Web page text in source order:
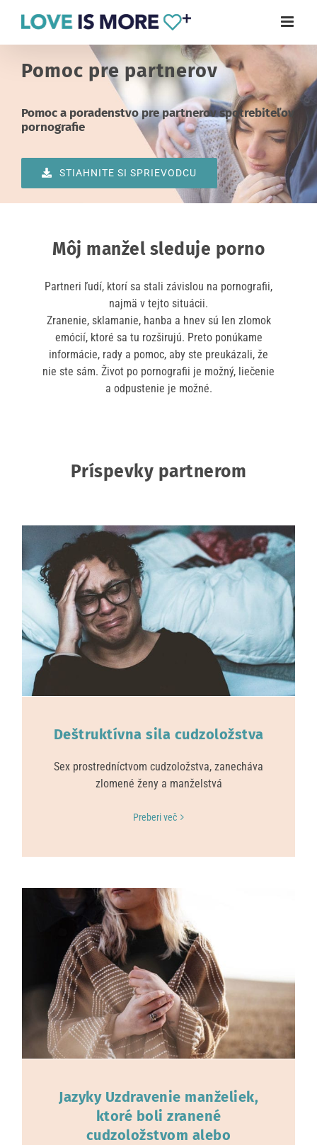
content
Pomoc pre partnerov
Pomoc a poradenstvo pre partnerov spotrebiteľov
pornografie
STIAHNITE SI SPRIEVODCU
Môj manžel sleduje porno
Partneri ľudí, ktorí sa stali závislou na pornografii,
najmä v tejto situácii.
Zranenie, sklamanie, hanba a hnev sú len zlomok
emócií, ktoré sa tu rozširujú. Preto ponúkame
informácie, rady a pomoc, aby ste preukázali, že
nie ste sám. Život po pornografii je možný, liečenie
a odpustenie je možné.
Príspevky partnerom
Deštruktívna sila cudzoložstva
Sex prostredníctvom cudzoložstva, zanecháva
zlomené ženy a manželstvá
Preberi več
Jazyky Uzdravenie manželiek,
ktoré boli zranené
cudzoložstvom alebo